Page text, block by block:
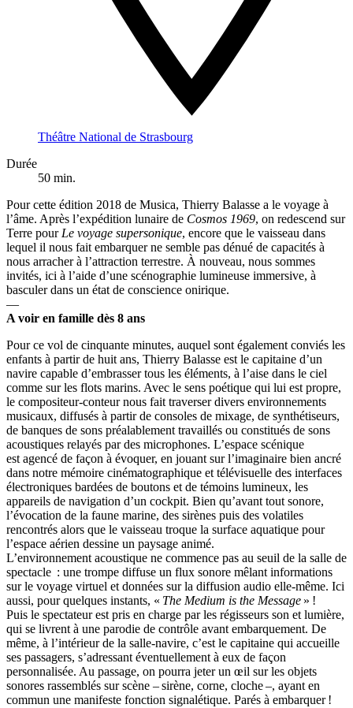
Théâtre National de Strasbourg
Durée
50 min.
Pour cette édition 2018 de Musica, Thierry Balasse a le voyage à
l’âme. Après l’expédition lunaire de Cosmos 1969, on redescend sur
Terre pourLe voyage supersonique, encore que le vaisseau dans
lequel il nous fait embarquer ne semble pas dénué de capacités à
nous arracher à l’attraction terrestre. À nouveau, nous sommes
invités, ici à l’aide d’une scénographie lumineuse immersive, à
basculer dans un état de conscience onirique.
—
A voir en famille dès 8 ans
Pour ce vol de cinquante minutes, auquel sont également conviés les
enfants à partir de huit ans, Thierry Balasse est le capitaine d’un
navire capable d’embrasser tous les éléments, à l’aise dans le ciel
comme sur les flots marins. Avec le sens poétique qui lui est propre,
le compositeur-conteur nous fait traverser divers environnements
musicaux, diffusés à partir de consoles de mixage, de synthétiseurs,
de banques de sons préalablement travaillés ou constitués de sons
acoustiques relayés par des microphones. L’espace scénique
est agencé de façon à évoquer, en jouant sur l’imaginaire bien ancré
dans notre mémoire cinématographique et télévisuelle des interfaces
électroniques bardées de boutons et de témoins lumineux, les
appareils de navigation d’un cockpit. Bien qu’avant tout sonore,
l’évocation de la faune marine, des sirènes puis des volatiles
rencontrés alors que le vaisseau troque la surface aquatique pour
l’espace aérien dessine un paysage animé.
L’environnement acoustique ne commence pas au seuil de la salle de
spectacle : une trompe diffuse un flux sonore mêlant informations
sur le voyage virtuel et données sur la diffusion audio elle-même. Ici
aussi, pour quelques instants, « The Medium is the Message » !
Puis le spectateur est pris en charge par les régisseurs son et lumière,
qui se livrent à une parodie de contrôle avant embarquement. De
même, à l’intérieur de la salle-navire, c’est le capitaine qui accueille
ses passagers, s’adressant éventuellement à eux de façon
personnalisée. Au passage, on pourra jeter un œil sur les objets
sonores rassemblés sur scène – sirène, corne, cloche –, ayant en
commun une manifeste fonction signalétique. Parés à embarquer !